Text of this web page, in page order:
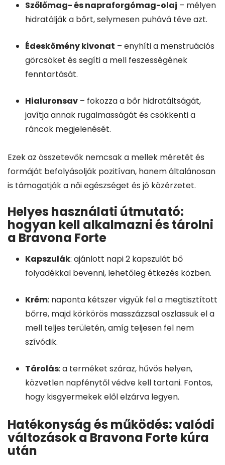
Szőlőmag- és napraforgómag-olaj – mélyen
hidratálják a bőrt, selymesen puhává téve azt.
Édeskömény kivonat – enyhíti a menstruációs
görcsöket és segíti a mell feszességének
fenntartását.
Hialuronsav – fokozza a bőr hidratáltságát,
javítja annak rugalmasságát és csökkenti a
ráncok megjelenését.
Ezek az összetevők nemcsak a mellek méretét és
formáját befolyásolják pozitívan, hanem általánosan
is támogatják a női egészséget és jó közérzetet.
Helyes használati útmutató:
hogyan kell alkalmazni és tárolni
a Bravona Forte
Kapszulák: ajánlott napi 2 kapszulát bő
folyadékkal bevenni, lehetőleg étkezés közben.
Krém: naponta kétszer vigyük fel a megtisztított
bőrre, majd körkörös masszázzsal oszlassuk el a
mell teljes területén, amíg teljesen fel nem
szívódik.
Tárolás: a terméket száraz, hűvös helyen,
közvetlen napfénytől védve kell tartani. Fontos,
hogy kisgyermekek elől elzárva legyen.
Hatékonyság és működés: valódi
változások a Bravona Forte kúra
után